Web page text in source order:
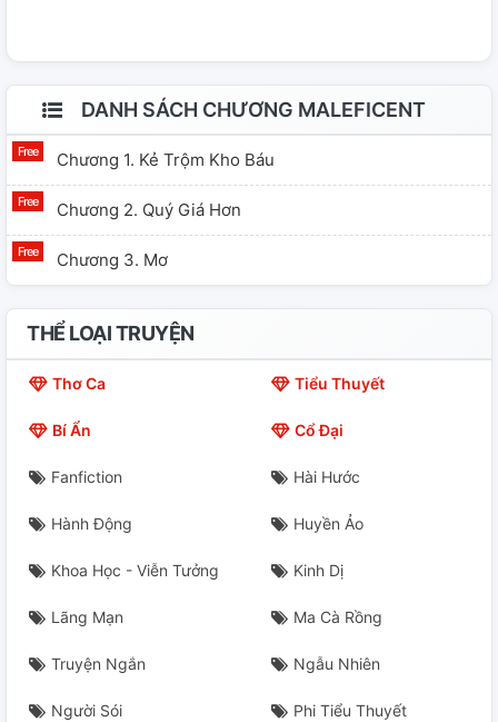
DANH SÁCH CHƯƠNG MALEFICENT
Chương 1. Kẻ Trộm Kho Báu
Chương 2. Quý Giá Hơn
Chương 3. Mơ
THỂ LOẠI TRUYỆN
Thơ Ca Tiểu Thuyết
Bí Ẩn Cổ Đại
Fanfiction Hài Hước
Hành Động Huyền Ảo
Khoa Học - Viễn Tưởng Kinh Dị
Lãng Mạn Ma Cà Rồng
Truyện Ngắn Ngẫu Nhiên
Người Sói Phi Tiểu Thuyết